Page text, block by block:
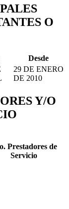
O
Desde
29 DE ENERO
DE 2010
Y/O
Prestadores de
Servicio